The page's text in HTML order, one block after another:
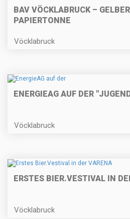
BAV VÖCKLABRUCK –
PAPIERTONNE
Vöcklabruck
ENERGIEAG AUF DER
Vöcklabruck
ERSTES BIER.VESTIVAL IN
Vöcklabruck